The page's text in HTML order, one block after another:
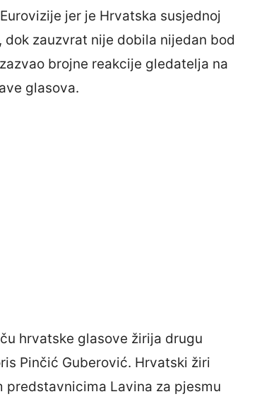
jer je Hrvatska susjednoj
zauzvrat nije dobila nijedan bod
brojne reakcije gledatelja na
glasova.
hrvatske glasove žirija drugu
Pinčić Guberović. Hrvatski žiri
Lavina za pjesmu